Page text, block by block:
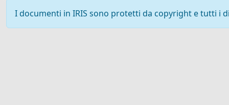
I documenti in IRIS sono protetti da copyright e tutti i